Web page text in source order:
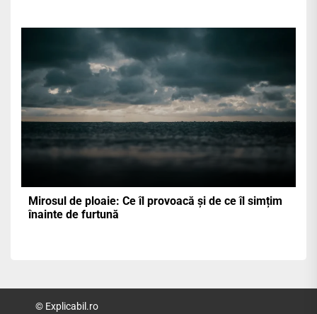
Mirosul de ploaie: Ce îl provoacă și de ce îl simțim
înainte de furtună
© Explicabil.ro